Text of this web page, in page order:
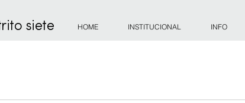
siete HOME INSTITUCIONAL INFO